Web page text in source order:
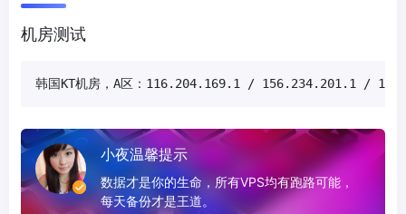
机房测试
韩国KT机房，A区：116.204.169.1 / 156.234.201.1 /
小夜温馨提示
数据才是你的生命，所有VPS均有跑路可能，
每天备份才是王道。